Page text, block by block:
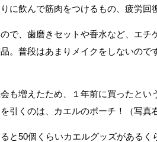
に飲んで筋肉をつけるもの、疲労回
で、歯磨きセットや香水など、エ
。普段はあまりメイクをしないの
も増えたため、１年前に買ったと
引くのは、カエルのポーチ！（写真
と50個くらいカエルグッズがある